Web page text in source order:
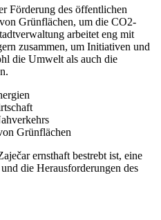
Förderung des öffentlichen
Grünflächen, um die CO2-
arbeitet eng mit
zusammen, um Initiativen und
die Umwelt als auch die
Grünflächen
ernsthaft bestrebt ist, eine
die Herausforderungen des